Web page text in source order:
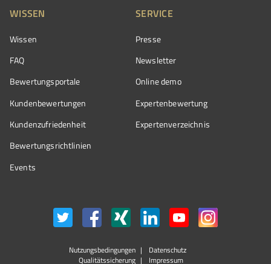
WISSEN
Wissen
FAQ
Bewertungsportale
Kundenbewertungen
Kundenzufriedenheit
Bewertungs­richtlinien
Events
SERVICE
Presse
Newsletter
Online demo
Expertenbewertung
Expertenverzeichnis
Nutzungsbedingungen
Datenschutz
Qualitätssicherung
Impressum